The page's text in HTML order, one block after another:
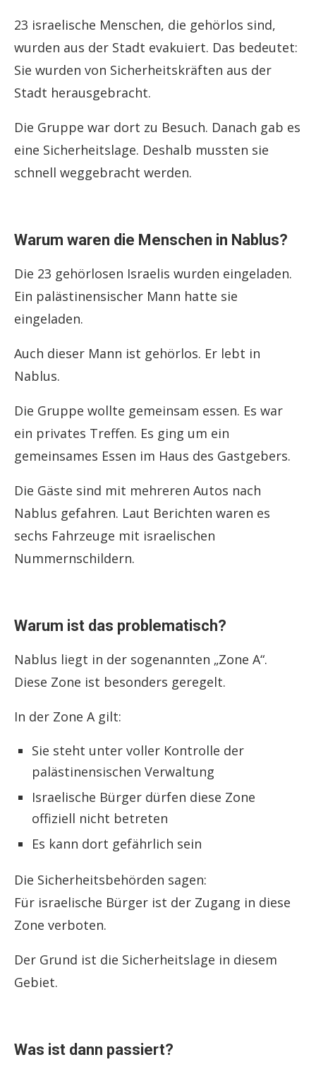
23 israelische Menschen, die gehörlos sind,
wurden aus der Stadt evakuiert. Das bedeutet:
Sie wurden von Sicherheitskräften aus der
Stadt herausgebracht.
Die Gruppe war dort zu Besuch. Danach gab es
eine Sicherheitslage. Deshalb mussten sie
schnell weggebracht werden.
Warum waren die Menschen in Nablus?
Die 23 gehörlosen Israelis wurden eingeladen.
Ein palästinensischer Mann hatte sie
eingeladen.
Auch dieser Mann ist gehörlos. Er lebt in
Nablus.
Die Gruppe wollte gemeinsam essen. Es war
ein privates Treffen. Es ging um ein
gemeinsames Essen im Haus des Gastgebers.
Die Gäste sind mit mehreren Autos nach
Nablus gefahren. Laut Berichten waren es
sechs Fahrzeuge mit israelischen
Nummernschildern.
Warum ist das problematisch?
Nablus liegt in der sogenannten „Zone A“.
Diese Zone ist besonders geregelt.
In der Zone A gilt:
Sie steht unter voller Kontrolle der
palästinensischen Verwaltung
Israelische Bürger dürfen diese Zone
offiziell nicht betreten
Es kann dort gefährlich sein
Die Sicherheitsbehörden sagen:
Für israelische Bürger ist der Zugang in diese
Zone verboten.
Der Grund ist die Sicherheitslage in diesem
Gebiet.
Was ist dann passiert?